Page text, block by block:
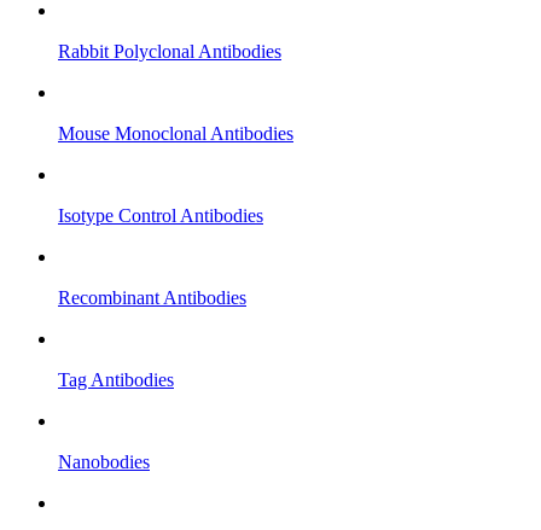
Rabbit Polyclonal Antibodies
Mouse Monoclonal Antibodies
Isotype Control Antibodies
Recombinant Antibodies
Tag Antibodies
Nanobodies